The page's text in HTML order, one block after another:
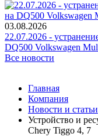
03.08.2026
22.07.2026 -
DQ500 Volkswagen
Все новости
Главная
Компания
Новости и статьи
Устройство и
Chery Tiggo 4, 7